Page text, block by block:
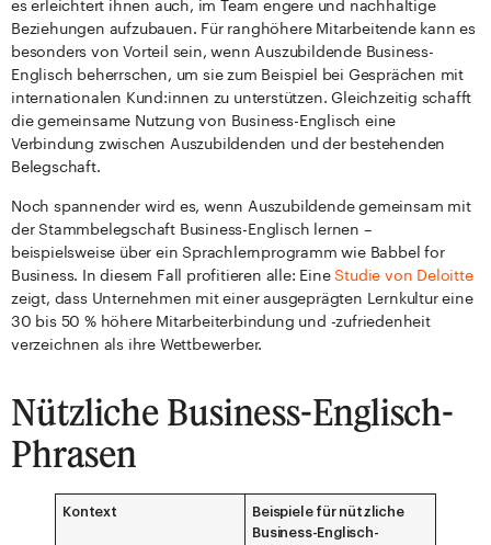
es erleichtert ihnen auch, im Team engere und nachhaltige
Beziehungen aufzubauen. Für ranghöhere Mitarbeitende kann es
besonders von Vorteil sein, wenn Auszubildende Business-
Englisch beherrschen, um sie zum Beispiel bei Gesprächen mit
internationalen Kund:innen zu unterstützen. Gleichzeitig schafft
die gemeinsame Nutzung von Business-Englisch eine
Verbindung zwischen Auszubildenden und der bestehenden
Belegschaft.
Noch spannender wird es, wenn Auszubildende gemeinsam mit
der Stammbelegschaft Business-Englisch lernen –
beispielsweise über ein Sprachlernprogramm wie Babbel for
Business. In diesem Fall profitieren alle: EineStudie von Deloitte
zeigt, dass Unternehmen mit einer ausgeprägten Lernkultur eine
30 bis 50 % höhere Mitarbeiterbindung und -zufriedenheit
verzeichnen als ihre Wettbewerber.
Nützliche Business-Englisch-
Phrasen
Kontext
Beispiele für nützliche
Business-Englisch-